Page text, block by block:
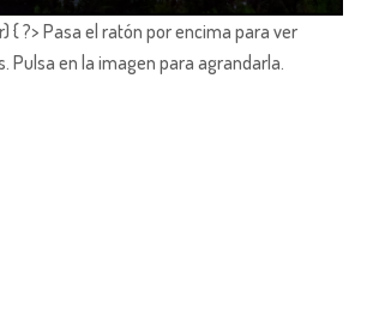
{ ?> Pasa el ratón por encima para ver
Pulsa en la imagen para agrandarla.